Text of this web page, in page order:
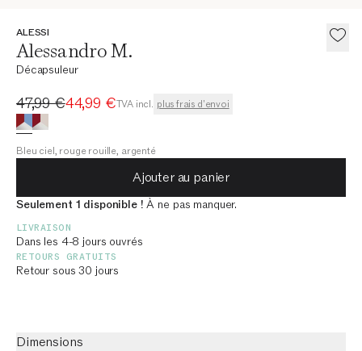
ALESSI
Alessandro M.
Décapsuleur
Ancien prix
47,99 €Prix actuel
44,99 €TVA incl. plus frais d'envoi
Bleu ciel, rouge rouille, argenté
Ajouter au panier
Seulement 1 disponible ! À ne pas manquer.
LIVRAISON
Dans les 4-8 jours ouvrés
RETOURS GRATUITS
Retour sous 30 jours
Dimensions